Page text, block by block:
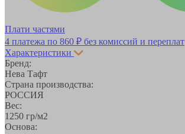
Плати частями
4 платежа по 860 ₽ без комиссий и переплат
Характеристики
Бренд:
Нева Тафт
Страна производства:
РОССИЯ
Вес:
1250 гр/м2
Основа: